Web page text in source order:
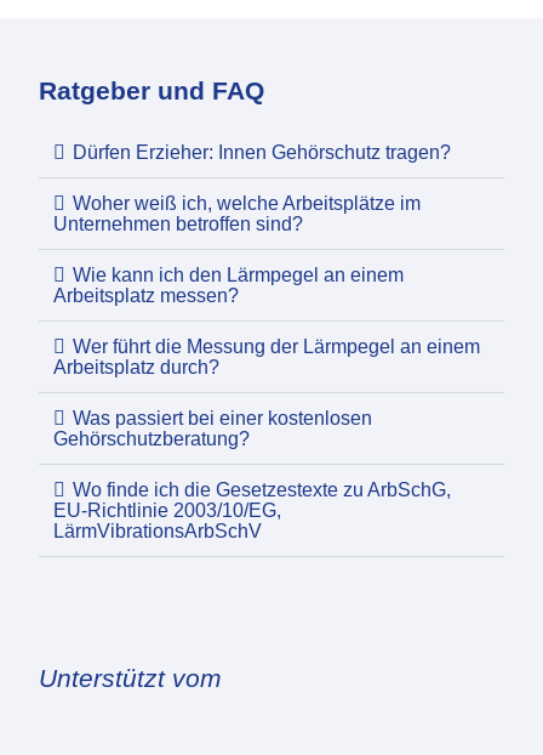
Ratgeber und FAQ
Dürfen Erzieher: Innen Gehörschutz tragen?
Woher weiß ich, welche Arbeitsplätze im
Unternehmen betroffen sind?
Wie kann ich den Lärmpegel an einem
Arbeitsplatz messen?
Wer führt die Messung der Lärmpegel an einem
Arbeitsplatz durch?
Was passiert bei einer kostenlosen
Gehörschutzberatung?
Wo finde ich die Gesetzestexte zu ArbSchG,
EU-Richtlinie 2003/10/EG,
LärmVibrationsArbSchV
Unterstützt vom